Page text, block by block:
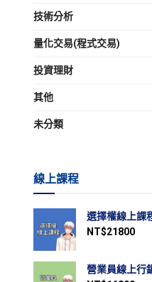
技術分析
量化交易(程式交易)
投資理財
其他
未分類
線上課程
選擇權線上課
NT$21800
營業員線上行